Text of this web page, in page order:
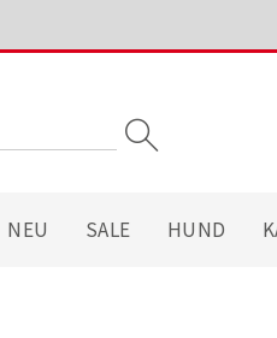
NEU SALE HUND